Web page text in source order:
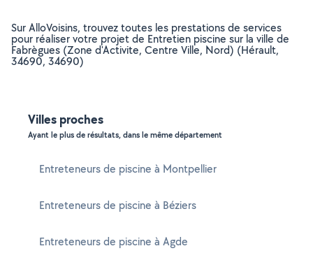
Sur AlloVoisins, trouvez toutes les prestations de services
pour réaliser votre projet de Entretien piscine sur la ville de
Fabrègues (Zone d'Activite, Centre Ville, Nord) (Hérault,
34690, 34690)
Villes proches
Ayant le plus de résultats, dans le même département
Entreteneurs de piscine à Montpellier
Entreteneurs de piscine à Béziers
Entreteneurs de piscine à Agde